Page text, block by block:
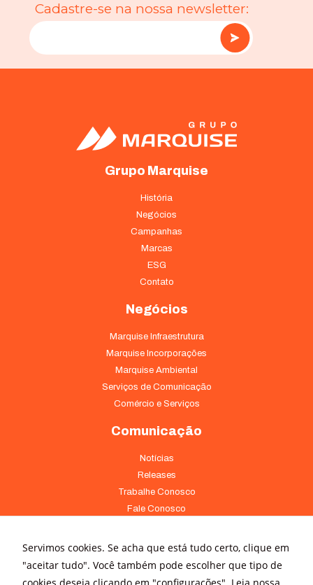
Cadastre-se na nossa newsletter:
Grupo Marquise
História
Negócios
Campanhas
Marcas
ESG
Contato
Negócios
Marquise Infraestrutura
Marquise Incorporações
Marquise Ambiental
Serviços de Comunicação
Comércio e Serviços
Comunicação
Notícias
Releases
Trabalhe Conosco
Fale Conosco
Av. Pontes Vieira, 1838 - Dionísio Torres Fortaleza - CE 60135-238
Servimos cookies. Se acha que está tudo certo, clique em
"aceitar tudo". Você também pode escolher que tipo de